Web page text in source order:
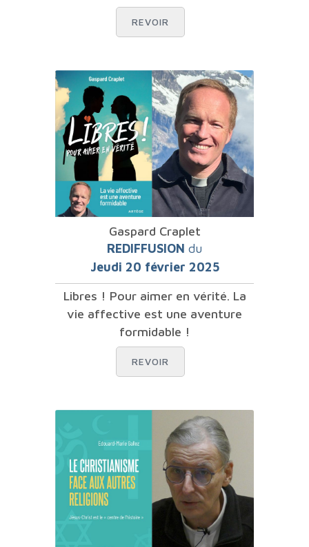
REVOIR
Gaspard Craplet
REDIFFUSION du
Jeudi 20 février 2025
Libres ! Pour aimer en vérité. La
vie affective est une aventure
formidable !
REVOIR